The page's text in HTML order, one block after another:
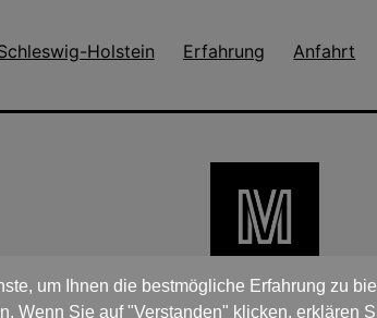
Holstein Erfahrung Anfahrt
um Ihnen die bestmögliche Erfahrung zu
Wenn Sie auf "Verstanden" klicken, erklären